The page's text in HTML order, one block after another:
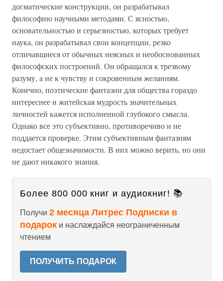
догматические конструкции, он разрабатывал
философию научными методами. С ясностью,
основательностью и серьезностью, которых требует
наука, он разрабатывал свои концепции, резко
отличавшиеся от обычных неясных и необоснованных
философских построений. Он обращался к трезвому
разуму, а не к чувству и сокровенным желаниям.
Конечно, поэтические фантазии для общества гораздо
интереснее и житейская мудрость значительных
личностей кажется исполненной глубокого смысла.
Однако все это субъективно, противоречиво и не
поддается проверке. Этим субъективным фантазиям
недостает общезначимости. В них можно верить, но они
не дают никакого знания.
Более 800 000 книг и аудиокниг! 📚
Получи 2 месяца Литрес Подписки в
подарок и наслаждайся неограниченным
чтением
ПОЛУЧИТЬ ПОДАРОК